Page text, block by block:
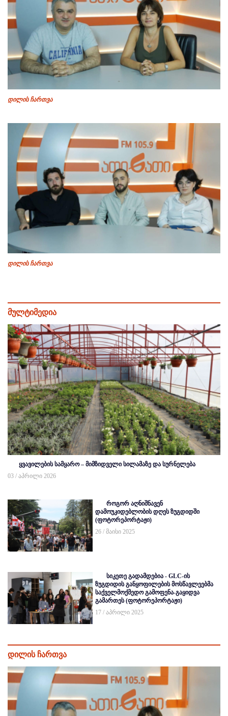
დილის ჩართვა
დილის ჩართვა
მულტიმედია
ყვავილების სამყარო – მიმზიდველი სილამაზე და სურნელება
03 / აპრილი 2026
როგორ აღნიშნავენ
დამოუკიდებლობის დღეს ზუგდიდში
(ფოტორეპორტაჟი)
26 / მაისი 2025
სიკეთე გადამდებია - GLC-ის
ზუგდიდის განყოფილების მოსწავლეებმა
საქველმოქმედო გამოფენა-გაყიდვა
გამართეს (ფოტორეპორტაჟი)
17 / აპრილი 2025
დილის ჩართვა